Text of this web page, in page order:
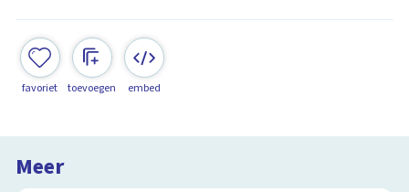
favoriet toevoegen embed
Meer